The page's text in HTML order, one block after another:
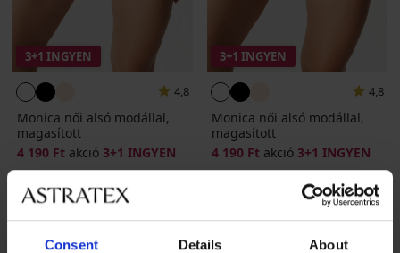
Consent Details About
3+1 INGYEN
4,8
Monica női alsó modállal,
magasított
4 190 Ft akció 3+1 INGYEN
3+1 INGYEN
4,8
Monica női alsó modállal,
magasított
4 190 Ft akció 3+1 INGYEN